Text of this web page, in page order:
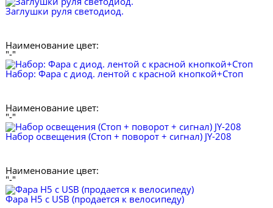
Заглушки руля светодиод.
Наименование цвет:
"-"
Набор: Фара с диод. лентой с красной кнопкой+Стоп
Наименование цвет:
"-"
Набор освещения (Стоп + поворот + сигнал) JY-208
Наименование цвет:
"-"
Фара H5 с USB (продается к велосипеду)